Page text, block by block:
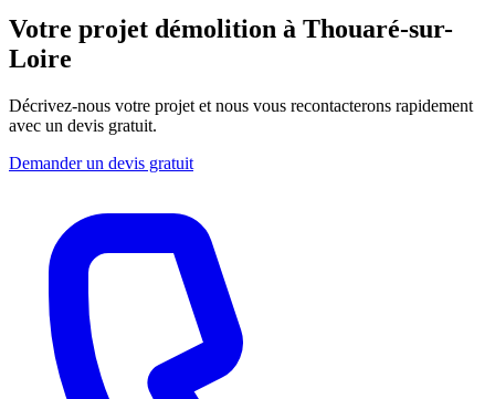
Votre projet démolition à Thouaré-sur-
Loire
Décrivez-nous votre projet et nous vous recontacterons rapidement
avec un devis gratuit.
Demander un devis gratuit